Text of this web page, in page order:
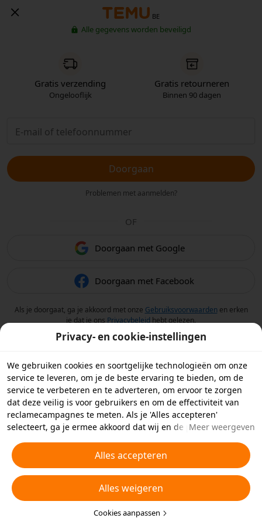
BE
Alle gegevens worden beveiligd
Gratis verzending
Ongelooflijk
Gratis retourneren
Binnen 90 dagen
Doorgaan
Problemen met aanmelden?
OF
Doorgaan met Google
Doorgaan met Facebook
Als je doorgaat, ga je akkoord met onze Gebruiksvoorwaarden en erken
je dat je ons Privacybeleid hebt gelezen.
Privacy- en cookie-instellingen
We gebruiken cookies en soortgelijke technologieën om onze
service te leveren, om je de beste ervaring te bieden, om de
service te verbeteren en te adverteren, om ervoor te zorgen
dat deze veilig is voor gebruikers en om de effectiviteit van
reclamecampagnes te meten. Als je 'Alles accepteren'
selecteert, ga je ermee akkoord dat wij en de partners
technologieën op je apparaat opslaan voor
reclamedoeleinden. Je kunt ook kiezen welke typen cookies je
wilt toestaan of afwijzen door hieronder of in je
privacyinstellingen op 'Cookies aanpassen' te klikken.
Raadpleeg voor meer informatie onsBeleid inzake cookies en
soortgelijke technologieën.
Meer weergeven
Alles accepteren
Alles weigeren
Cookies aanpassen